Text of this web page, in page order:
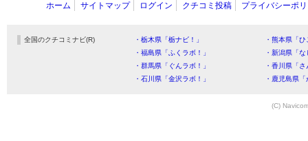
ホーム サイトマップ ログイン クチコミ投稿 プライバシーポ
全国のクチコミナビ(R) ・栃木県「栃ナビ！」
・熊本県「
・福島県「ふくラボ！」
・新潟県「
・群馬県「ぐんラボ！」
・香川県「
・石川県「金沢ラボ！」
・鹿児島県
(C)